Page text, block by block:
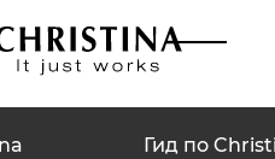
Гид по